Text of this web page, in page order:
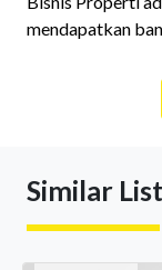
mendapatkan
Similar